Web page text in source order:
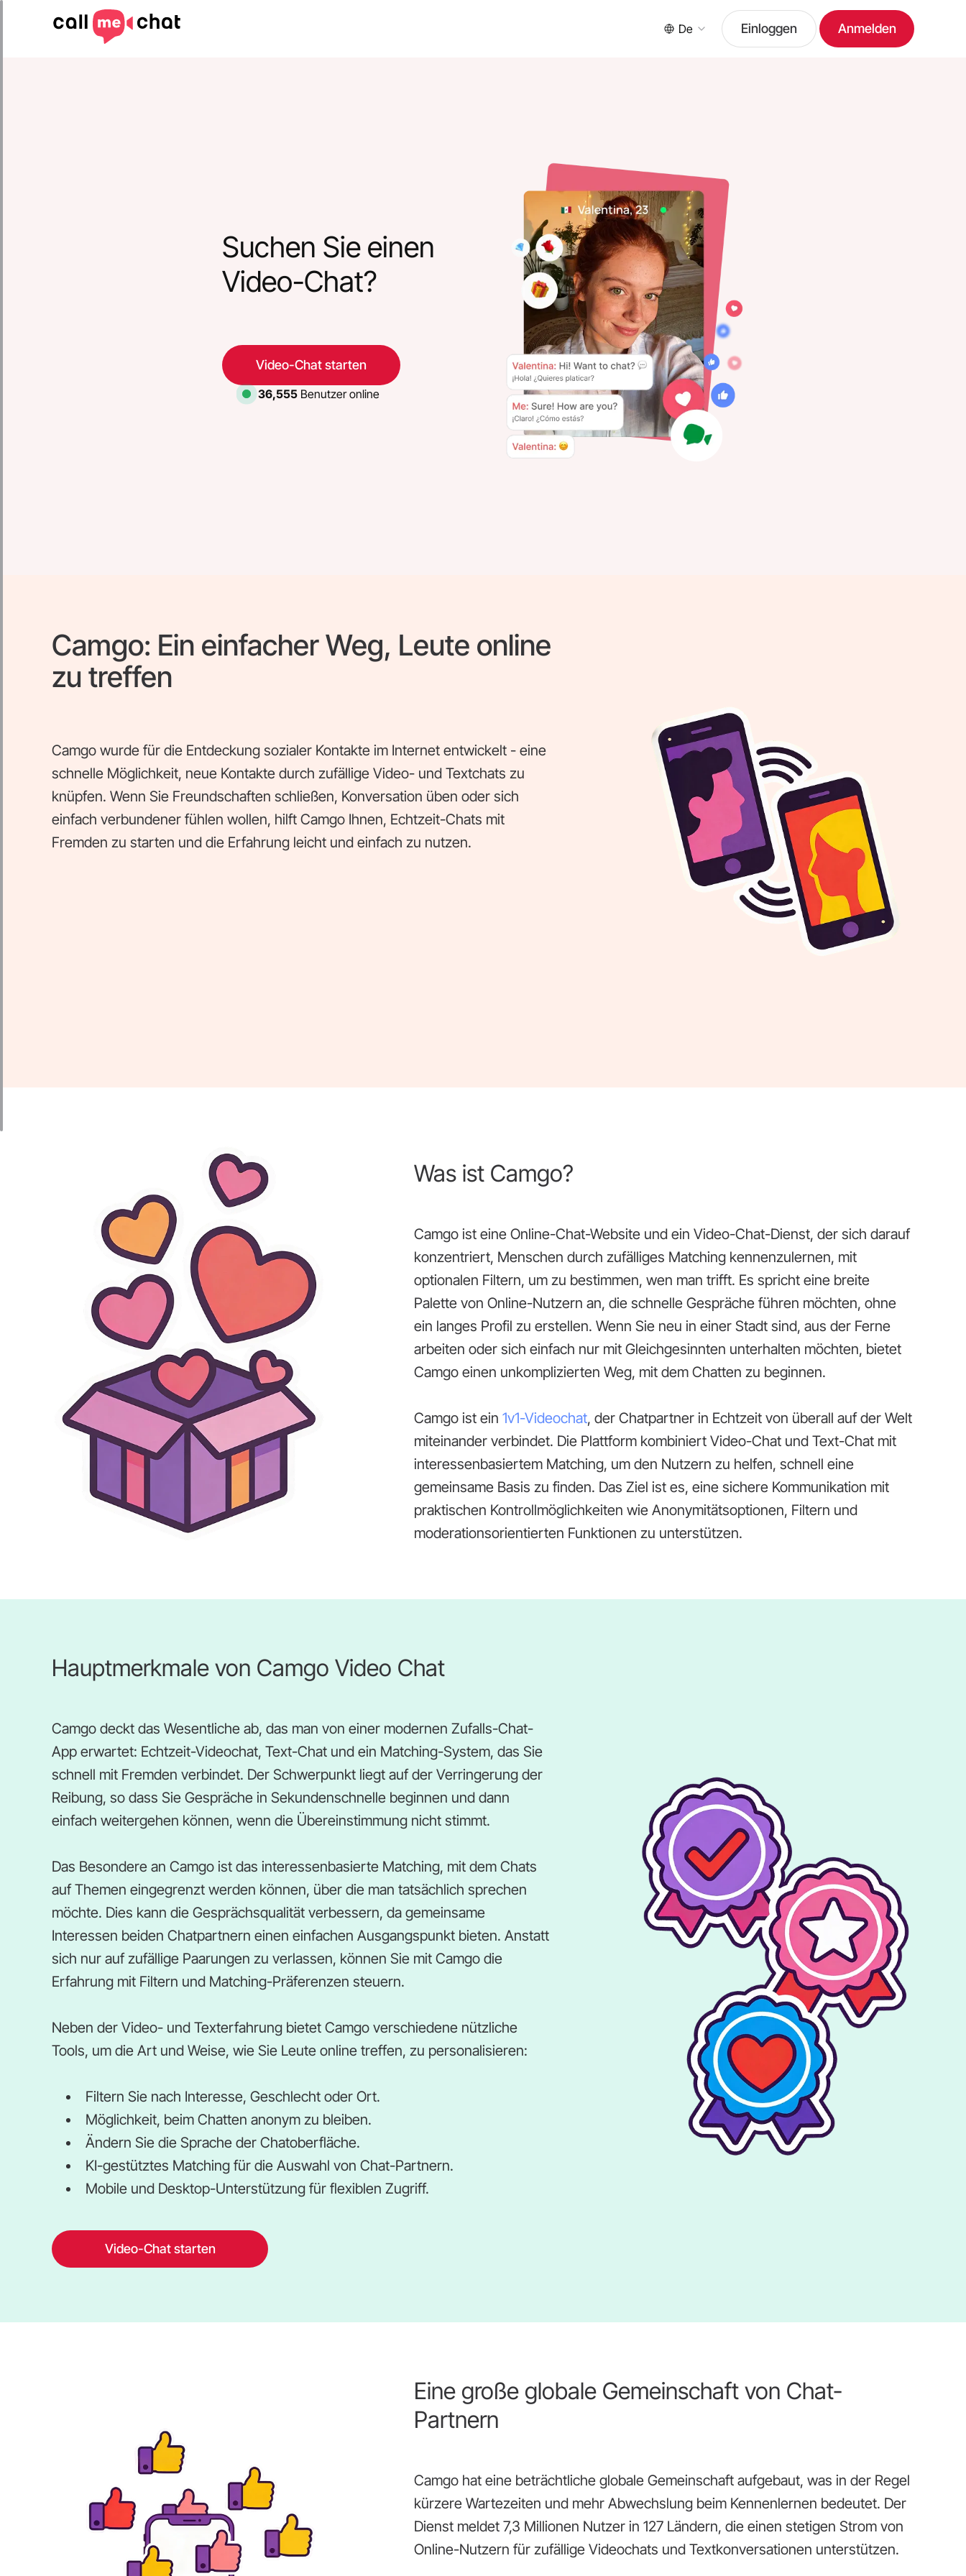
De Einloggen Anmelden
Suchen Sie einen
Video-Chat?
Video-Chat starten
36,555 Benutzer online
Camgo: Ein einfacher Weg, Leute online
zu treffen
Camgo wurde für die Entdeckung sozialer Kontakte im Internet entwickelt - eine
schnelle Möglichkeit, neue Kontakte durch zufällige Video- und Textchats zu
knüpfen. Wenn Sie Freundschaften schließen, Konversation üben oder sich
einfach verbundener fühlen wollen, hilft Camgo Ihnen, Echtzeit-Chats mit
Fremden zu starten und die Erfahrung leicht und einfach zu nutzen.
Was ist Camgo?
Camgo ist eine Online-Chat-Website und ein Video-Chat-Dienst, der sich darauf
konzentriert, Menschen durch zufälliges Matching kennenzulernen, mit
optionalen Filtern, um zu bestimmen, wen man trifft. Es spricht eine breite
Palette von Online-Nutzern an, die schnelle Gespräche führen möchten, ohne
ein langes Profil zu erstellen. Wenn Sie neu in einer Stadt sind, aus der Ferne
arbeiten oder sich einfach nur mit Gleichgesinnten unterhalten möchten, bietet
Camgo einen unkomplizierten Weg, mit dem Chatten zu beginnen.
Camgo ist ein 1v1-Videochat, der Chatpartner in Echtzeit von überall auf der Welt
miteinander verbindet. Die Plattform kombiniert Video-Chat und Text-Chat mit
interessenbasiertem Matching, um den Nutzern zu helfen, schnell eine
gemeinsame Basis zu finden. Das Ziel ist es, eine sichere Kommunikation mit
praktischen Kontrollmöglichkeiten wie Anonymitätsoptionen, Filtern und
moderationsorientierten Funktionen zu unterstützen.
Hauptmerkmale von Camgo Video Chat
Camgo deckt das Wesentliche ab, das man von einer modernen Zufalls-Chat-
App erwartet: Echtzeit-Videochat, Text-Chat und ein Matching-System, das Sie
schnell mit Fremden verbindet. Der Schwerpunkt liegt auf der Verringerung der
Reibung, so dass Sie Gespräche in Sekundenschnelle beginnen und dann
einfach weitergehen können, wenn die Übereinstimmung nicht stimmt.
Das Besondere an Camgo ist das interessenbasierte Matching, mit dem Chats
auf Themen eingegrenzt werden können, über die man tatsächlich sprechen
möchte. Dies kann die Gesprächsqualität verbessern, da gemeinsame
Interessen beiden Chatpartnern einen einfachen Ausgangspunkt bieten. Anstatt
sich nur auf zufällige Paarungen zu verlassen, können Sie mit Camgo die
Erfahrung mit Filtern und Matching-Präferenzen steuern.
Neben der Video- und Texterfahrung bietet Camgo verschiedene nützliche
Tools, um die Art und Weise, wie Sie Leute online treffen, zu personalisieren:
Filtern Sie nach Interesse, Geschlecht oder Ort.
Möglichkeit, beim Chatten anonym zu bleiben.
Ändern Sie die Sprache der Chatoberfläche.
KI-gestütztes Matching für die Auswahl von Chat-Partnern.
Mobile und Desktop-Unterstützung für flexiblen Zugriff.
Video-Chat starten
Eine große globale Gemeinschaft von Chat-
Partnern
Camgo hat eine beträchtliche globale Gemeinschaft aufgebaut, was in der Regel
kürzere Wartezeiten und mehr Abwechslung beim Kennenlernen bedeutet. Der
Dienst meldet 7,3 Millionen Nutzer in 127 Ländern, die einen stetigen Strom von
Online-Nutzern für zufällige Videochats und Textkonversationen unterstützen.